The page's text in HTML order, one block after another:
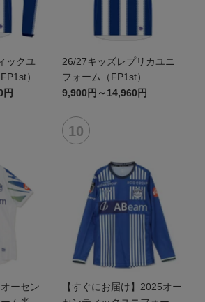
ックユ
）
円
26/27キッズレプリカユニ
フォーム（FP1st）
9,900円～14,960円
ーセン
【すぐにお届け】2025オー